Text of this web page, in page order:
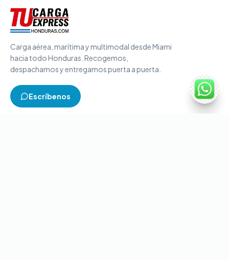
Carga aérea, marítima y multimodal desde Miami
hacia todo Honduras. Recogemos,
despachamos y entregamos puerta a puerta.
Escríbenos